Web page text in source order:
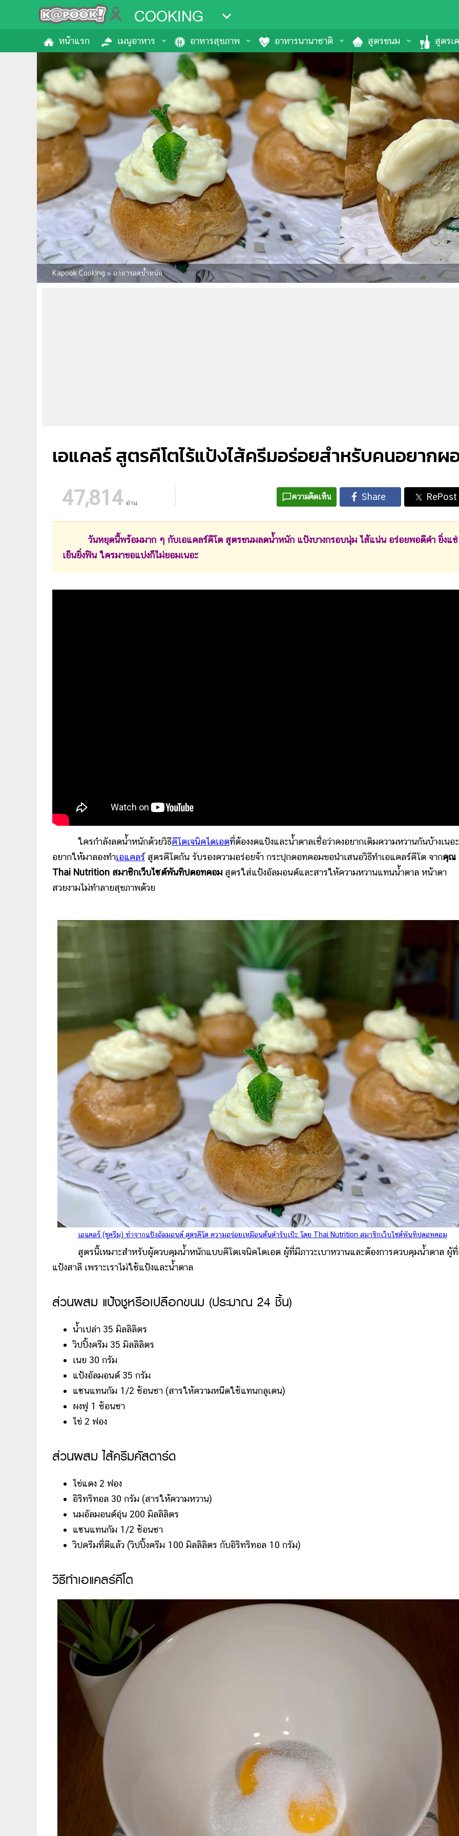
COOKING
หน้าแรก เมนูอาหาร อาหารสุขภาพ อาหารนานาชาติ สูตรขนม สูตรเ
Kapook Cooking >อาหารลดน้ำหนัก
เอแคลร์ สูตรคีโตไร้แป้งไส้ครีมอร่อยสำหรับคนอยากผ
47,814 อ่าน
ความคิดเห็น
วันหยุดนี้พร้อมมาก ๆ กับเอแคลร์คีโต สูตรขนมลดน้ำหนัก แป้งบางกรอบนุ่ม ไส้แน่น อร่อยพอดีคำ ยิ่งแช่
เย็นยิ่งฟิน ใครมาขอแบ่งก็ไม่ยอมเนอะ
ใครกำลังลดน้ำหนักด้วยวิธีคีโตเจนิคไดเอตที่ต้องงดแป้งและน้ำตาลเชื่อว่าคงอยากเติมความหวานกันบ้างเนอะ
อยากให้มาลองทำเอแคลร์สูตรคีโตกัน รับรองความอร่อยจ้า กระปุกดอทคอมขอนำเสนอวิธีทำเอแคลร์คีโต จากคุณ
Thai Nutrition สมาชิกเว็บไซต์พันทิปดอทคอม สูตรใส่แป้งอัลมอนด์และสารให้ความหวานแทนน้ำตาล หน้าตา
สวยงามไม่ทำลายสุขภาพด้วย
เอแคลร์ (ชูครีม) ทำจากแป้งอัลมอนด์ สูตรคีโต ความอร่อยเหมือนต้นตำรับเป๊ะ โดย Thai Nutrition สมาชิกเว็บไซต์พันทิปดอทคอม
สูตรนี้เหมาะสำหรับผู้ควบคุมน้ำหนักแบบคีโตเจนิคไดเอต ผู้ที่มีภาวะเบาหวานและต้องการควบคุมน้ำตาล ผู้
แป้งสาลี เพราะเราไม่ใช้แป้งและน้ำตาล
ส่วนผสม แป้งชูหรือเปลือกขนม (ประมาณ 24 ชิ้น)
น้ำเปล่า 35 มิลลิลิตร
วิปปิ้งครีม 35 มิลลิลิตร
เนย 30 กรัม
แป้งอัลมอนด์ 35 กรัม
แซนแทนกัม 1/2 ช้อนชา (สารให้ความหนืดใช้แทนกลูเตน)
ผงฟู 1 ช้อนชา
ไข่ 2 ฟอง
ส่วนผสม ไส้ครีมคัสตาร์ด
ไข่แดง 2 ฟอง
อิริทริทอล 30 กรัม (สารให้ความหวาน)
นมอัลมอนด์อุ่น 200 มิลลิลิตร
แซนแทนกัม 1/2 ช้อนชา
วิปครีมที่ตีแล้ว (วิปปิ้งครีม 100 มิลลิลิตร กับอิริทริทอล 10 กรัม)
วิธีทำเอแคลร์คีโต